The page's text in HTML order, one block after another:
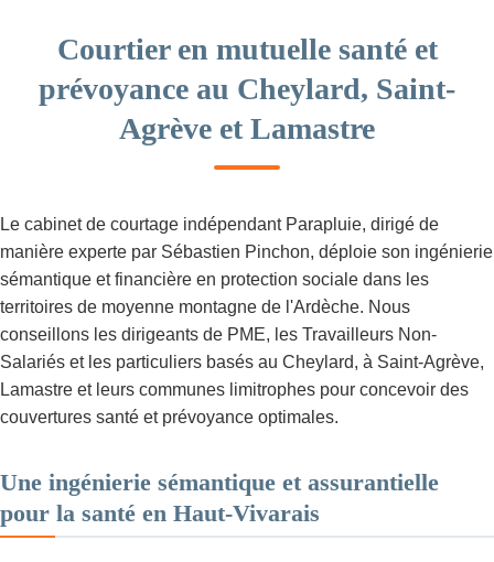
Courtier en mutuelle santé et
prévoyance au Cheylard, Saint-
Agrève et Lamastre
Le cabinet de courtage indépendant Parapluie, dirigé de
manière experte par Sébastien Pinchon, déploie son ingénierie
sémantique et financière en protection sociale dans les
territoires de moyenne montagne de l'Ardèche. Nous
conseillons les dirigeants de PME, les Travailleurs Non-
Salariés et les particuliers basés au Cheylard, à Saint-Agrève,
Lamastre et leurs communes limitrophes pour concevoir des
couvertures santé et prévoyance optimales.
Une ingénierie sémantique et assurantielle
pour la santé en Haut-Vivarais